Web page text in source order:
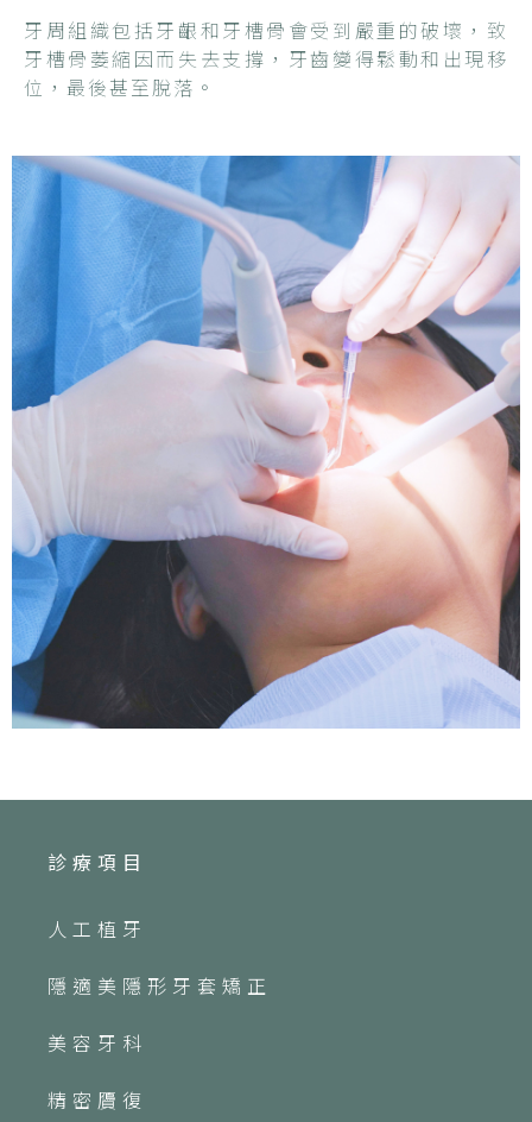
牙周組織包括牙齦和牙槽骨會受到嚴重的破壞，致
牙槽骨萎縮因而失去支撐，牙齒變得鬆動和出現移
位，最後甚至脫落。
診療項目
人工植牙
隱適美隱形牙套矯正
美容牙科
精密贗復